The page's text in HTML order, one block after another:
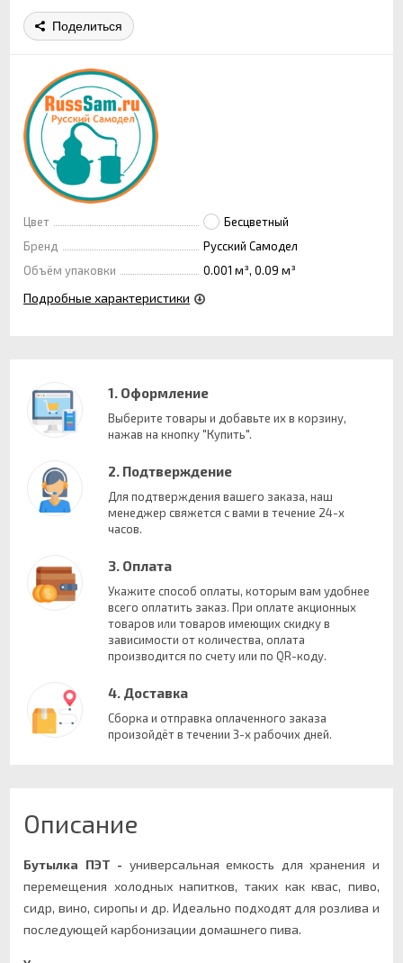
Поделиться
Цвет
Бесцветный
Бренд
Русский Самодел
Объём упаковки
0.001 м³, 0.09 м³
Подробные характеристики
1. Оформление
Выберите товары и добавьте их в корзину,
нажав на кнопку "Купить".
2. Подтверждение
Для подтверждения вашего заказа, наш
менеджер свяжется с вами в течение 24-х
часов.
3. Оплата
Укажите способ оплаты, которым вам удобнее
всего оплатить заказ. При оплате акционных
товаров или товаров имеющих скидку в
зависимости от количества, оплата
производится по счету или по QR-коду.
4. Доставка
Сборка и отправка оплаченного заказа
произойдёт в течении 3-х рабочих дней.
Описание
Бутылка ПЭТ - универсальная емкость для хранения и
перемещения холодных напитков, таких как квас, пиво,
сидр, вино, сиропы и др. Идеально подходят для розлива и
последующей карбонизации домашнего пива.